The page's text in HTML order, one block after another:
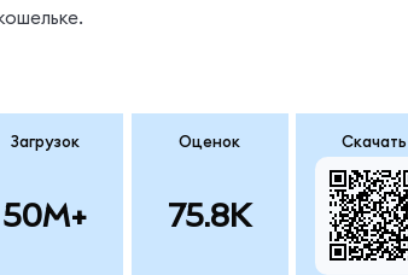
Загрузок
50M+
Оценок
75.8K
Скачать